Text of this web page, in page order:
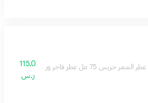
عطر الشعر جريس 75 مل عطر فاخر ورسمي وفواح مميز جميل للمناسبات تكوين فاخر وأنيق اختيارك الافضل
115.0
ر.س